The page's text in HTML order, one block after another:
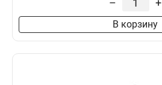
– +
В корзину